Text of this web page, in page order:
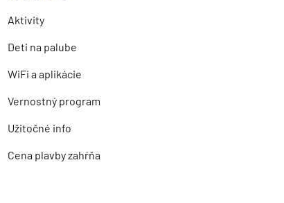
Aktivity
Deti na palube
WiFi a aplikácie
Vernostný program
Užitočné info
Cena plavby zahŕňa